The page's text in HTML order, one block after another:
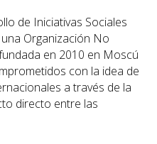
de Iniciativas Sociales
Organización No
en 2010 en Moscú
con la idea de
a través de la
directo entre las